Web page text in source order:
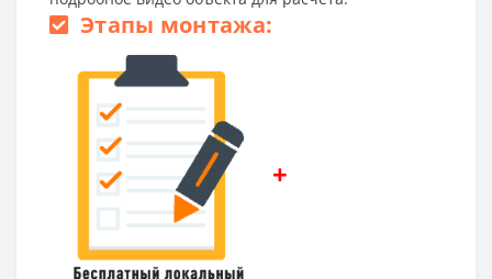
Этапы монтажа:
+